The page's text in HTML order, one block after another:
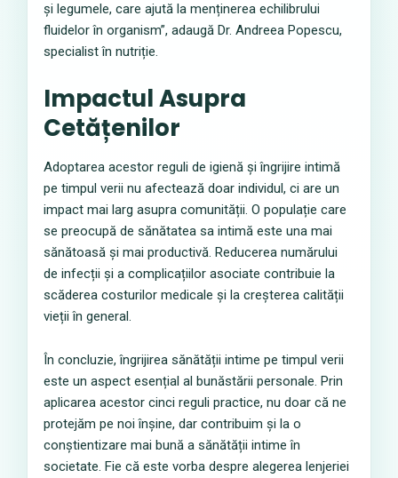
și legumele, care ajută la menținerea echilibrului
fluidelor în organism”, adaugă Dr. Andreea Popescu,
specialist în nutriție.
Impactul Asupra
Cetățenilor
Adoptarea acestor reguli de igienă și îngrijire intimă
pe timpul verii nu afectează doar individul, ci are un
impact mai larg asupra comunității. O populație care
se preocupă de sănătatea sa intimă este una mai
sănătoasă și mai productivă. Reducerea numărului
de infecții și a complicațiilor asociate contribuie la
scăderea costurilor medicale și la creșterea calității
vieții în general.
În concluzie, îngrijirea sănătății intime pe timpul verii
este un aspect esențial al bunăstării personale. Prin
aplicarea acestor cinci reguli practice, nu doar că ne
protejăm pe noi înșine, dar contribuim și la o
conștientizare mai bună a sănătății intime în
societate. Fie că este vorba despre alegerea lenjeriei